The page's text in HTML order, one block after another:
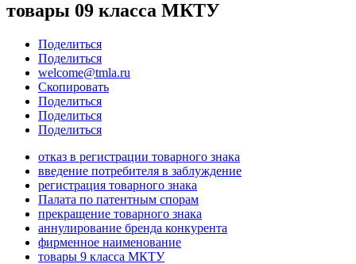
товары 09 класса МКТУ
Поделиться
Поделиться
welcome@tmla.ru
Скопировать
Поделиться
Поделиться
Поделиться
отказ в регистрации товарного знака
введение потребителя в заблуждение
регистрация товарного знака
Палата по патентным спорам
прекращение товарного знака
аннулирование бренда конкурента
фирменное наименование
товары 9 класса МКТУ